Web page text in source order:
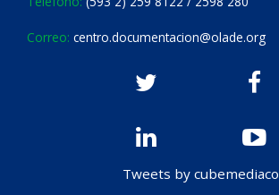
Correo: centro.documentacion@olade.org
Tweets by cubemediaco